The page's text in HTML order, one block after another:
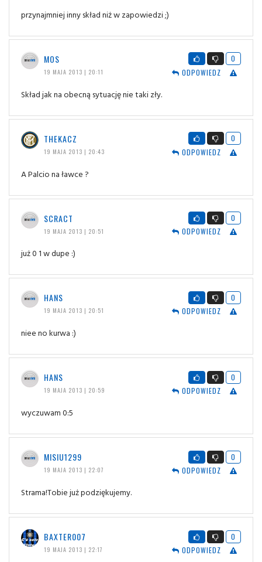
przynajmniej inny skład niż w zapowiedzi ;)
MOS
19 MAJA 2013 | 20:11
0
ODPOWIEDZ
Skład jak na obecną sytuację nie taki zły.
THEKACZ
19 MAJA 2013 | 20:43
0
ODPOWIEDZ
A Palcio na ławce ?
SCRACT
19 MAJA 2013 | 20:51
0
ODPOWIEDZ
już 0 1 w dupe :)
HANS
19 MAJA 2013 | 20:51
0
ODPOWIEDZ
niee no kurwa :)
HANS
19 MAJA 2013 | 20:59
0
ODPOWIEDZ
wyczuwam 0:5
MISIU1299
19 MAJA 2013 | 22:07
0
ODPOWIEDZ
Strama!Tobie już podziękujemy.
BAXTER007
19 MAJA 2013 | 22:17
0
ODPOWIEDZ